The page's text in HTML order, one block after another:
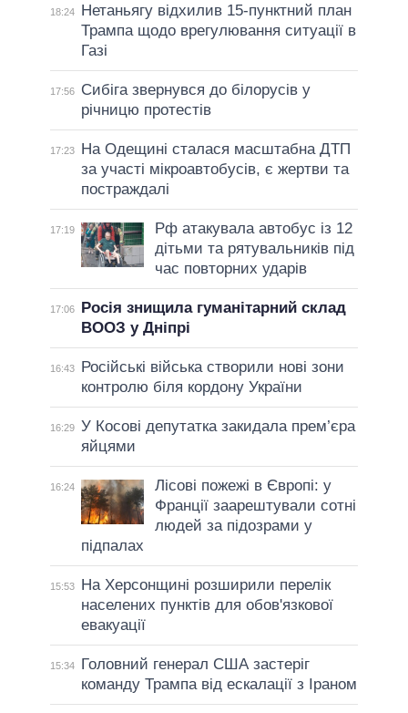
18:24
Нетаньягу відхилив 15-пунктний план
Трампа щодо врегулювання ситуації в
Газі
17:56
Сибіга звернувся до білорусів у
річницю протестів
17:23
На Одещині сталася масштабна ДТП
за участі мікроавтобусів, є жертви та
постраждалі
17:19
Рф атакувала автобус із 12
дітьми та рятувальників під
час повторних ударів
17:06
Росія знищила гуманітарний склад
ВООЗ у Дніпрі
16:43
Російські війська створили нові зони
контролю біля кордону України
16:29 У Косові депутатка закидала прем’єра
яйцями
16:24
Лісові пожежі в Європі: у
Франції заарештували сотні
людей за підозрами у
підпалах
15:53
На Херсонщині розширили перелік
населених пунктів для обов'язкової
евакуації
15:34
Головний генерал США застеріг
команду Трампа від ескалації з Іраном